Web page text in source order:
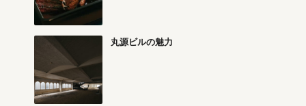
丸源ビルの魅力